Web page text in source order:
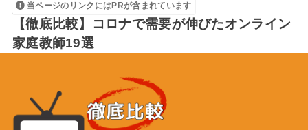
当ページのリンクにはPRが含まれています
【徹底比較】コロナで需要が伸びたオンライン
家庭教師19選